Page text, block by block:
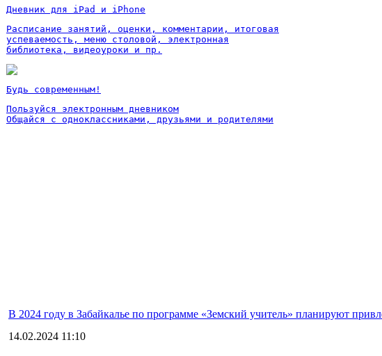
Дневник для iPad и iPhone
Расписание занятий, оценки, комментарии, итоговая
успеваемость, меню столовой, электронная
библиотека, видеоуроки и пр.
Будь современным!
Пользуйся электронным дневником
Общайся с одноклассниками, друзьями и родителями
В 2024 году в Забайкалье по программе «Земский учитель» планируют
14.02.2024 11:10